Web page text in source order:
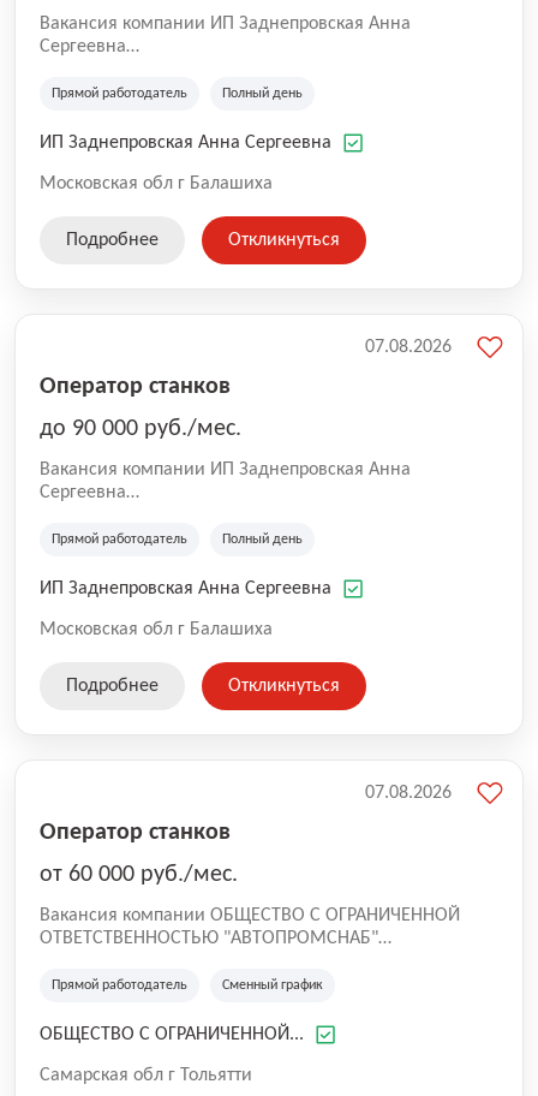
Вакансия компании ИП Заднепровская Анна
Сергеевна
Прямой работодатель Полный день
ИП Заднепровская Анна Сергеевна
Московская обл г Балашиха
Подробнее Откликнуться
Оператор станков
до 90 000 руб./мес.
Вакансия компании ИП Заднепровская Анна
Сергеевна
Прямой работодатель Полный день
ИП Заднепровская Анна Сергеевна
Московская обл г Балашиха
07.08.2026
Подробнее Откликнуться
Оператор станков
от 60 000 руб./мес.
Вакансия компании ОБЩЕСТВО С ОГРАНИЧЕННОЙ
ОТВЕТСТВЕННОСТЬЮ "АВТОПРОМСНАБ"
ООО"АВТОПРОМСНАБ" на рынке труда с 2001 года,
Тольятти.
Прямой работодатель Сменный график
ОБЩЕСТВО С ОГРАНИЧЕННОЙ...
Самарская обл г Тольятти
07.08.2026